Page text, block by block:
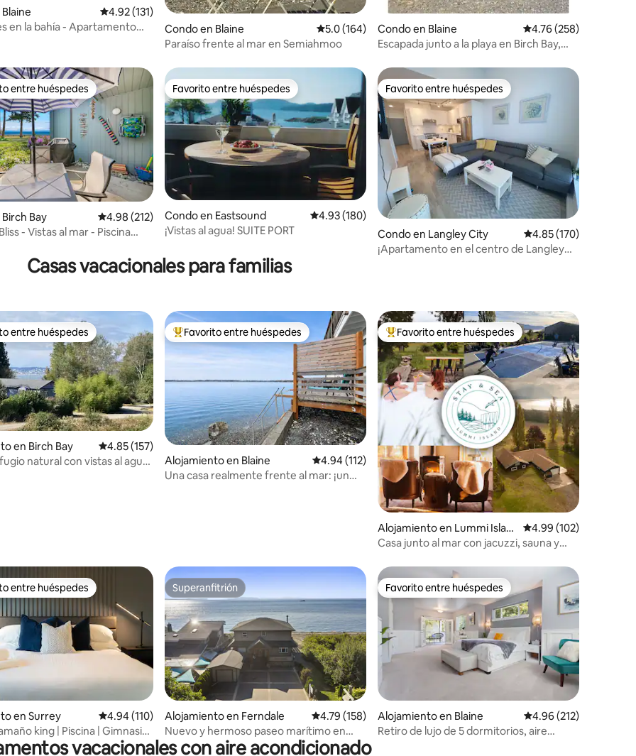
Calificación promedio: 4.92 de 5, 131 reseñas
4.92 (131)
en la bahía - Apartamento
Condo en Blaine Calificación promedio: 5.0 de 5, 164 reseñas
5.0 (164)
Paraíso frente al mar en Semiahmoo
Condo en Blaine Calificación promedio:
4.76 (258)
Escapada junto a la playa en Birch Bay,
de 5, 193 reseñas
huéspedes preferido
entre huéspedes
Bay Calificación promedio: 4.98 de 5, 212 reseñas
4.98 (212)
- Vistas al mar - Piscina
Favorito entre huéspedes
Favorito entre huéspedes
Condo en Eastsound Calificación promedio: 4.93 de 5, 180 reseñas
4.93 (180)
¡Vistas al agua! SUITE PORT
Favorito entre huéspedes
Favorito entre huéspedes
Condo en Langley City Calificación promedio:
4.85 (170)
¡Apartamento en el centro de Langley
Casas vacacionales para familias
de 5, 122 reseñas
huéspedes preferido
entre huéspedes
en Birch Bay Calificación promedio: 4.85 de 5, 157 reseñas
4.85 (157)
natural con vistas al agua
Favorito entre huéspedes preferido
Favorito entre huéspedes
Alojamiento en Blaine Calificación promedio: 4.94 de 5, 112 reseñas
4.94 (112)
Una casa realmente frente al mar: ¡un
Favorito entre huéspedes preferido
Favorito entre huéspedes
Alojamiento en Lummi Islan
d
Calificación promedio:
4.99 (102)
Casa junto al mar con jacuzzi, sauna y
de 5, 110 reseñas
huéspedes preferido
entre huéspedes
en Surrey Calificación promedio: 4.94 de 5, 110 reseñas
4.94 (110)
king | Piscina | Gimnasio |
Superanfitrión
Superanfitrión
Alojamiento en Ferndale Calificación promedio: 4.79 de 5, 158 reseñas
4.79 (158)
Nuevo y hermoso paseo marítimo en
Sandy Point
Favorito entre huéspedes
Favorito entre huéspedes
Alojamiento en Blaine Calificación promedio:
4.96 (212)
Retiro de lujo de 5 dormitorios, aire
vacacionales con aire acondicionado